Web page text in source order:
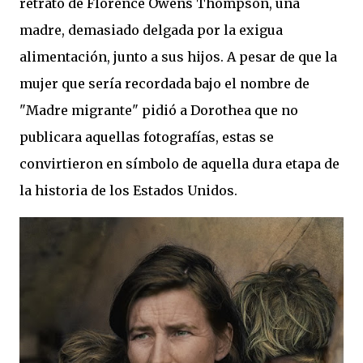
retrato de Florence Owens Thompson, una
madre, demasiado delgada por la exigua
alimentación, junto a sus hijos. A pesar de que la
mujer que sería recordada bajo el nombre de
"Madre migrante" pidió a Dorothea que no
publicara aquellas fotografías, estas se
convirtieron en símbolo de aquella dura etapa de
la historia de los Estados Unidos.